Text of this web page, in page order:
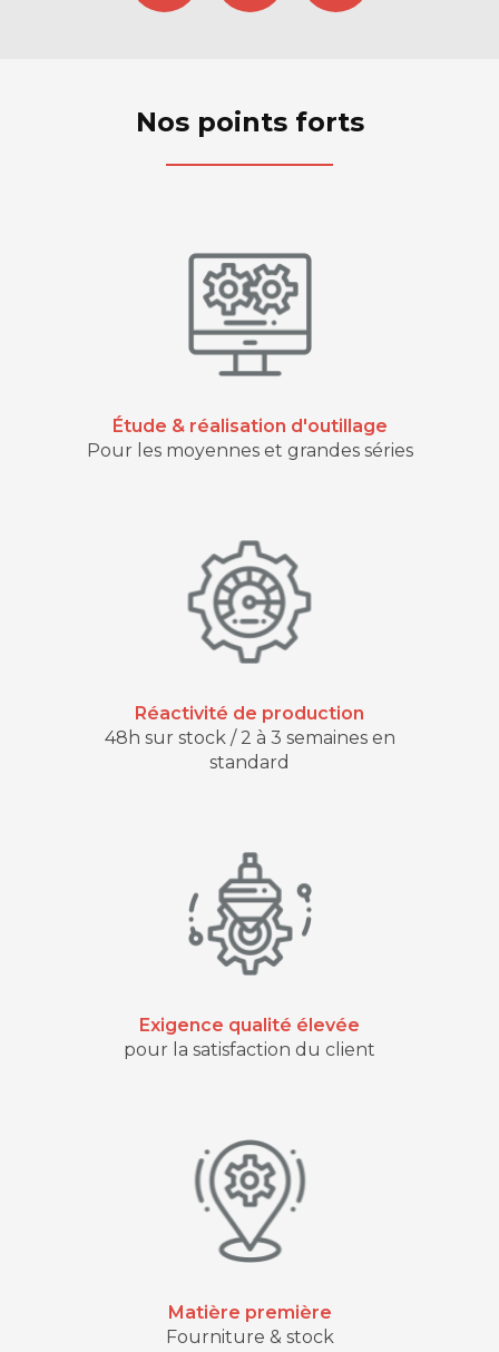
Nos points forts
Étude & réalisation d'outillage
Pour les moyennes et grandes séries
Réactivité de production
48h sur stock / 2 à 3 semaines en
standard
Exigence qualité élevée
pour la satisfaction du client
Matière première
Fourniture & stock